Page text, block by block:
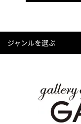
ジャンルを選ぶ